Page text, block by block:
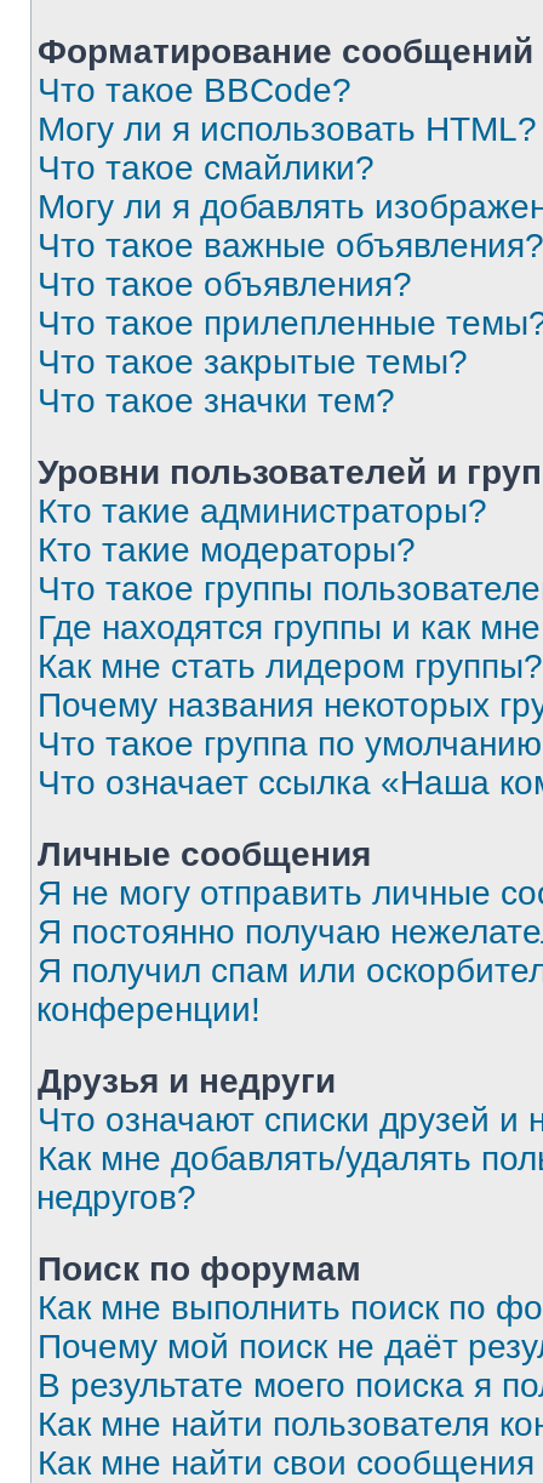
Форматирование
Что такое BBCode?
Могу ли я использовать HTML?
Что такое смайлики?
Могу ли я добавлять
Что такое важные объявления?
Что такое объявления?
Что такое прилепленные
Что такое закрытые темы?
Что такое значки тем?
Уровни пользователей и
Кто такие администраторы?
Кто такие модераторы?
Что такое группы
Где находятся группы и как
Как мне стать лидером группы?
Почему названия некоторых
Что такое группа по
Что означает ссылка «Наша
Личные сообщения
Я не могу отправить личные
Я постоянно получаю
Я получил спам или
конференции!
Друзья и недруги
Что означают списки друзей и
Как мне добавлять/удалять
недругов?
Поиск по форумам
Как мне выполнить поиск по
Почему мой поиск не даёт
В результате моего поиска я
Как мне найти пользователя
Как мне найти свои